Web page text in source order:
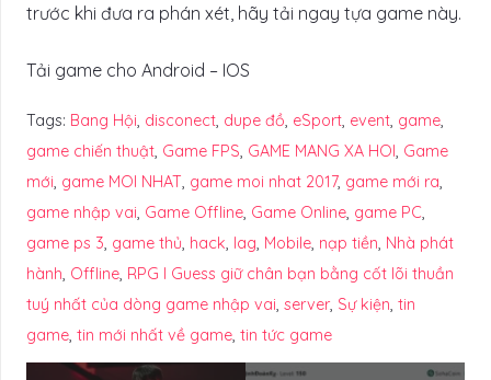
trước khi đưa ra phán xét, hãy tải ngay tựa game này.
Tải game cho Android – IOS
Tags: Bang Hội, disconect, dupe đồ, eSport, event, game,
game chiến thuật, Game FPS, GAME MANG XA HOI, Game
mới, game MOI NHAT, game moi nhat 2017, game mới ra,
game nhập vai, Game Offline, Game Online, game PC,
game ps 3, game thủ, hack, lag, Mobile, nạp tiền, Nhà phát
hành, Offline, RPG I Guess giữ chân bạn bằng cốt lõi thuần
tuý nhất của dòng game nhập vai, server, Sự kiện, tin
game, tin mới nhất về game, tin tức game